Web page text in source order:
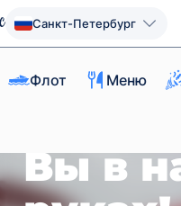
Санкт-Петербург
Флот Меню
Вы в